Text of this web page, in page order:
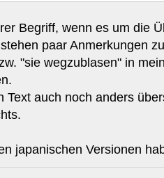
Begriff, wenn es um die
paar Anmerkungen
"sie wegzublasen" in
Text auch noch anders
japanischen Versionen